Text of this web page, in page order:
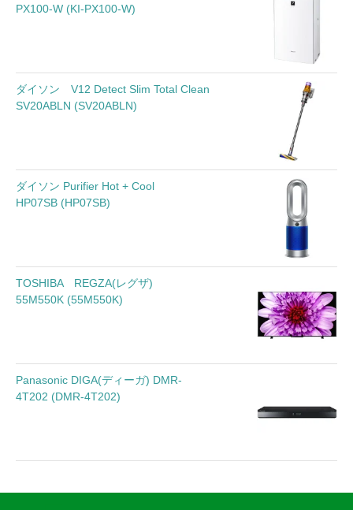
PX100-W (KI-PX100-W)
ダイソン V12 Detect Slim Total Clean
SV20ABLN (SV20ABLN)
ダイソン Purifier Hot + Cool
HP07SB (HP07SB)
TOSHIBA REGZA(レグザ)
55M550K (55M550K)
Panasonic DIGA(ディーガ) DMR-
4T202 (DMR-4T202)